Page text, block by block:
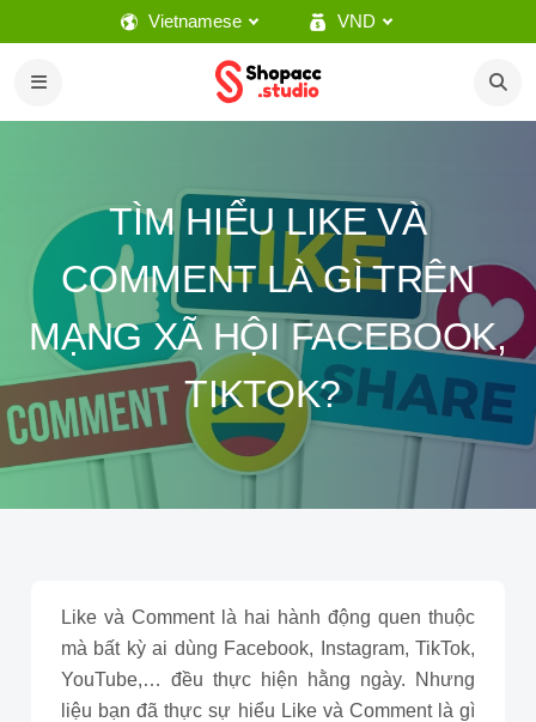
Vietnamese VND
TÌM HIỂU LIKE VÀ
COMMENT LÀ GÌ TRÊN
MẠNG XÃ HỘI FACEBOOK,
TIKTOK?
Like và Comment là hai hành động quen thuộc
mà bất kỳ ai dùng Facebook, Instagram, TikTok,
YouTube,… đều thực hiện hằng ngày. Nhưng
liệu bạn đã thực sự hiểu Like và Comment là gì